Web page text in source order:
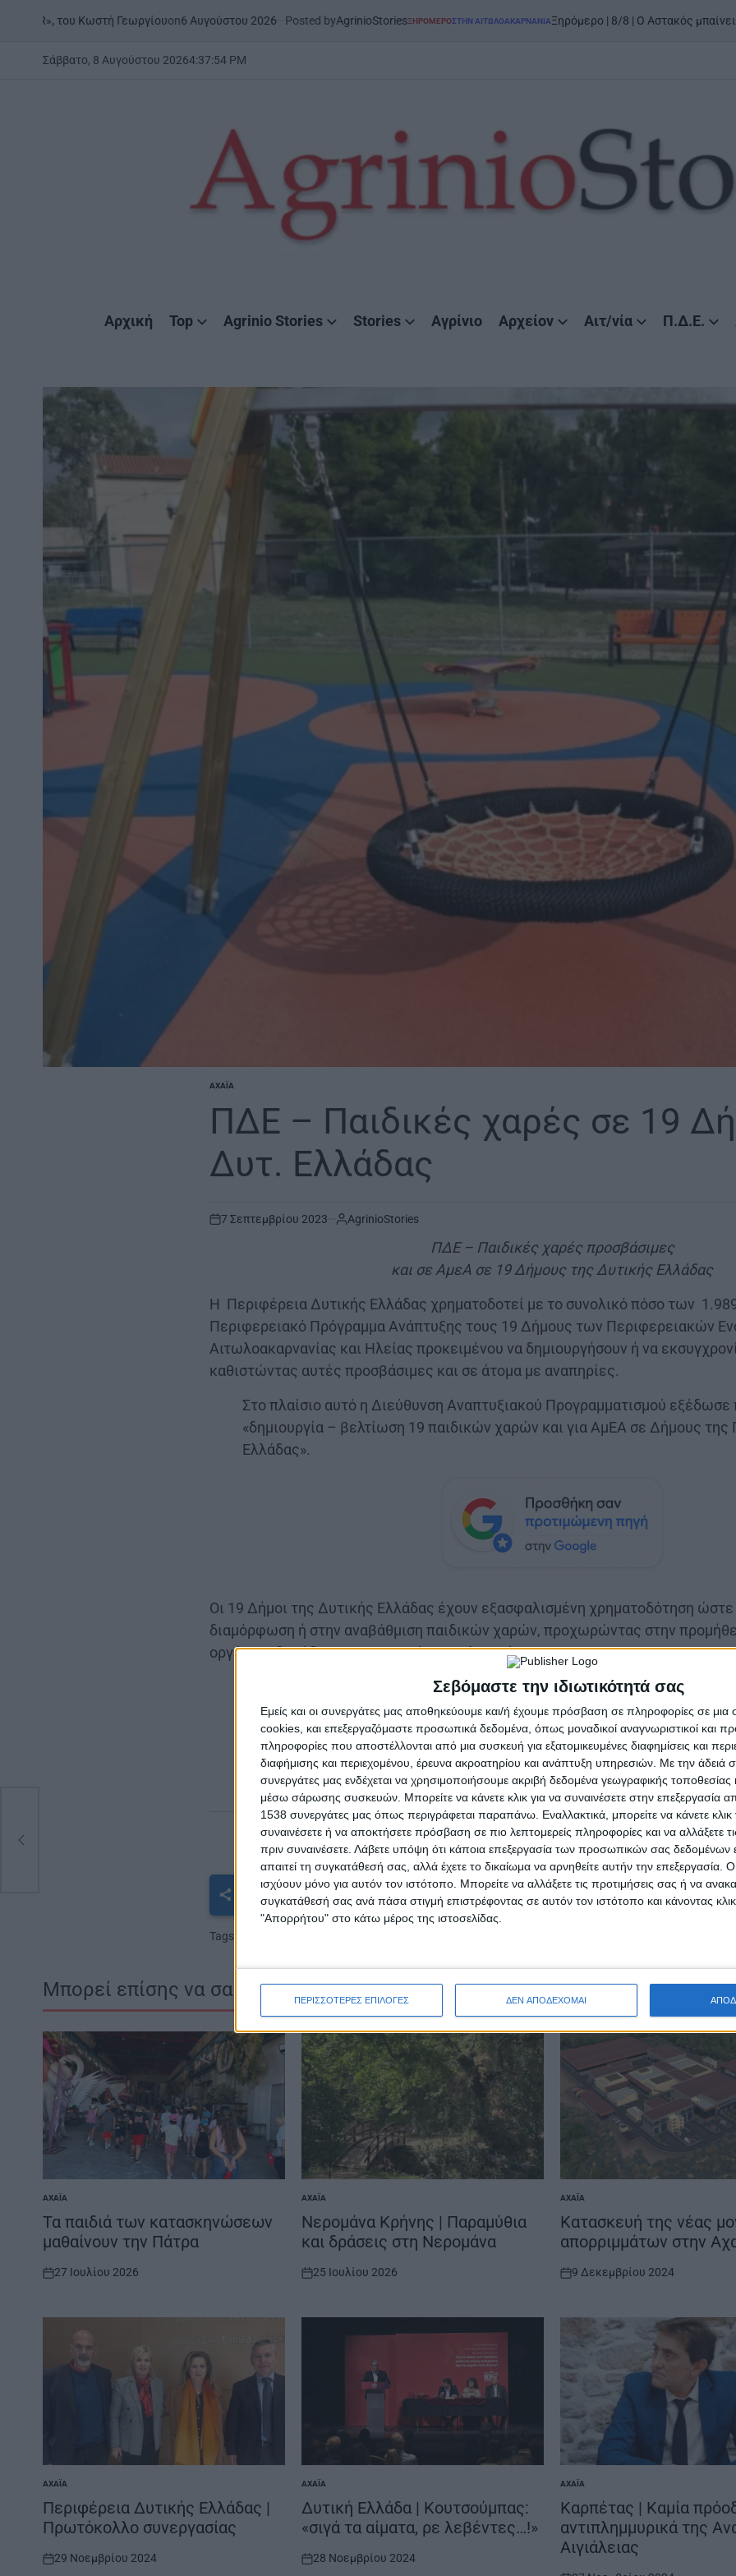
Σεβόμαστε την ιδιωτικότητά σας
Εμείς και οι συνεργάτες μας αποθηκεύουμε και/ή έχουμε πρόσβαση σε πληροφορίες σε
cookies, και επεξεργαζόμαστε προσωπικά δεδομένα, όπως μοναδικοί αναγνωριστικοί και
πληροφορίες που αποστέλλονται από μια συσκευή για εξατομικευμένες διαφημίσεις και
διαφήμισης και περιεχομένου, έρευνα ακροατηρίου και ανάπτυξη υπηρεσιών. Με την άδειά
συνεργάτες μας ενδέχεται να χρησιμοποιήσουμε ακριβή δεδομένα γεωγραφικής τοποθεσίας
μέσω σάρωσης συσκευών. Μπορείτε να κάνετε κλικ για να συναινέσετε στην επεξεργασία
1538 συνεργάτες μας όπως περιγράφεται παραπάνω. Εναλλακτικά, μπορείτε να κάνετε κλικ
συναινέσετε ή να αποκτήσετε πρόσβαση σε πιο λεπτομερείς πληροφορίες και να αλλάξετε
πριν συναινέσετε. Λάβετε υπόψη ότι κάποια επεξεργασία των προσωπικών σας δεδομένων
απαιτεί τη συγκατάθεσή σας, αλλά έχετε το δικαίωμα να αρνηθείτε αυτήν την επεξεργασία.
ισχύουν μόνο για αυτόν τον ιστότοπο. Μπορείτε να αλλάξετε τις προτιμήσεις σας ή να
συγκατάθεσή σας ανά πάσα στιγμή επιστρέφοντας σε αυτόν τον ιστότοπο και κάνοντας
"Απορρήτου" στο κάτω μέρος της ιστοσελίδας.
ΠΕΡΙΣΣΟΤΕΡΕΣ ΕΠΙΛΟΓΕΣ ΔΕΝ ΑΠΟΔΕΧΟΜΑΙ
Γεωργίουon6 Αυγούστου 2026 Posted byAgrinioStoriesPOSTED
ΞΗΡΟΜΕΡΟΣΤΗΝ ΑΙΤΩΛΟΑΚΑΡΝΑΝΊΑΞηρόμερο | 8/8 | Ο Αστακός μπαίνει στον χορό on6
Σάββατο, 8 Αυγούστου 20264:37:56 PM
Αρχική Top Agrinio Stories Stories Αγρίνιο Αρχείον Αιτ/νία Π.Δ.Ε.
POSTED
ΑΧΑΪ́Α
ΠΔΕ – Παιδικές χαρές σε 19
Δυτ. Ελλάδας
on
7 Σεπτεμβρίου 2023 AgrinioStories
ΠΔΕ – Παιδικές χαρές προσβάσιμες
και σε ΑμεΑ σε 19 Δήμους της Δυτικής Ελλάδας
Η Περιφέρεια Δυτικής Ελλάδας χρηματοδοτεί με το συνολικό πόσο των
Περιφερειακό Πρόγραμμα Ανάπτυξης τους 19 Δήμους των Περιφερειακών
Αιτωλοακαρνανίας και Ηλείας προκειμένου να δημιουργήσουν ή να
καθιστώντας αυτές προσβάσιμες και σε άτομα με αναπηρίες.
Στο πλαίσιο αυτό η Διεύθυνση Αναπτυξιακού Προγραμματισμού εξέδωσε
«δημιουργία – βελτίωση 19 παιδικών χαρών και για ΑμΕΑ σε Δήμους της
Ελλάδας».
Οι 19 Δήμοι της Δυτικής Ελλάδας έχουν εξασφαλισμένη χρηματοδότηση
διαμόρφωση ή στην αναβάθμιση παιδικών χαρών, προχωρώντας στην
οργάνων, δαπέδων και συναφούς εξοπλισμού.
Η δημιουργία και ο εκσυγχρονισμός παιδικών χαρών με πρόσβαση σε
Περιφερειακή Αρχή δομικό στοιχείο της δημιουργίας μίας κοινωνίας
και πιο ανοικτής. Η Περιφέρεια βρίσκεται στο πλευρό των Δήμων με
υποδομών ώστε να γίνει ο τόπος μας πιο σύγχρονος και πιο φιλικός σε
AgrinioStories
ΚΟΙΝΟΠΟΊΗΣΗ
Tags
Μπορεί επίσης να σας αρέσουν
POSTED
IN
ΑΧΑΪ́Α
Τα παιδιά των κατασκηνώσεων
μαθαίνουν την Πάτρα
on
27 Ιουλίου 2026
POSTED
IN
ΑΧΑΪ́Α
Νερομάνα Κρήνης | Παραμύθια
και δράσεις στη Νερομάνα
on
25 Ιουλίου 2026
POSTED
IN
ΑΧΑΪ́Α
Κατασκευή της νέας
απορριμμάτων στην
on
9 Δεκεμβρίου 2024
POSTED
IN
ΑΧΑΪ́Α
Περιφέρεια Δυτικής Ελλάδας |
Πρωτόκολλο συνεργασίας
on
29 Νοεμβρίου 2024
POSTED
IN
ΑΧΑΪ́Α
Δυτική Ελλάδα | Κουτσούμπας:
«σιγά τα αίματα, ρε λεβέντες…!»
on
28 Νοεμβρίου 2024
POSTED
IN
ΑΧΑΪ́Α
Καρπέτας | Καμία
αντιπλημμυρικά της
Αιγιάλειας